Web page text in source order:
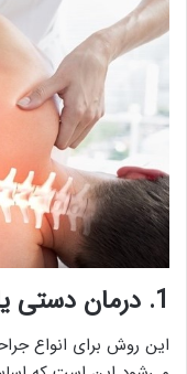
1. درمان دستی یا manual تراپی
این روش برای انواع